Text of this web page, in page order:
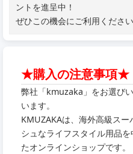
ントを進呈中！
ぜひこの機会にご利用ください
★購入の注意事項★
弊社「kmuzaka」をお選び
います。
KMUZAKAは、海外高級ス
シュなライフスタイル用品
たオンラインショップです。